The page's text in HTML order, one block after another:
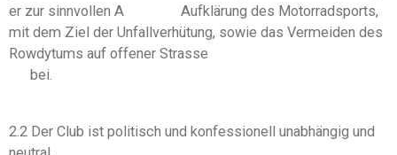
er zur sinnvollen A Aufklärung des Motorradsports,
mit dem Ziel der Unfallverhütung, sowie das Vermeiden des
Rowdytums auf offener Strasse
bei.
2.2 Der Club ist politisch und konfessionell unabhängig und